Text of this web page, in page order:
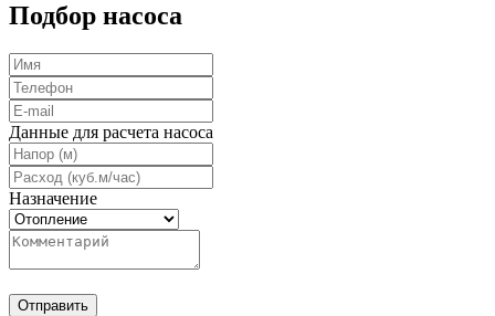
Подбор насоса
Данные для расчета насоса
Назначение
Отправить